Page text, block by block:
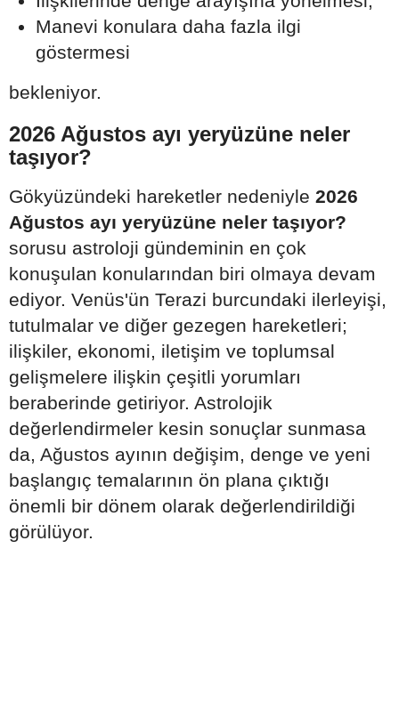
Manevi konulara daha fazla ilgi
göstermesi
bekleniyor.
2026 Ağustos ayı yeryüzüne neler
taşıyor?
Gökyüzündeki hareketler nedeniyle 2026
Ağustos ayı yeryüzüne neler taşıyor?
sorusu astroloji gündeminin en çok
konuşulan konularından biri olmaya devam
ediyor. Venüs'ün Terazi burcundaki ilerleyişi,
tutulmalar ve diğer gezegen hareketleri;
ilişkiler, ekonomi, iletişim ve toplumsal
gelişmelere ilişkin çeşitli yorumları
beraberinde getiriyor. Astrolojik
değerlendirmeler kesin sonuçlar sunmasa
da, Ağustos ayının değişim, denge ve yeni
başlangıç temalarının ön plana çıktığı
önemli bir dönem olarak değerlendirildiği
görülüyor.